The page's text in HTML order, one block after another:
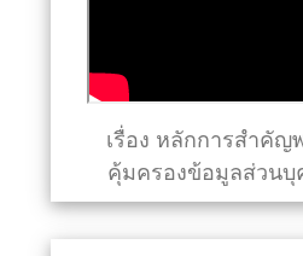
เรื่อง หลักการสำคั
คุ้มครองข้อมูลส่วนบุ